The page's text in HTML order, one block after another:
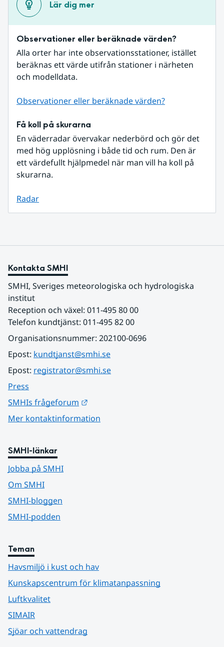
Lär dig mer
Observationer eller beräknade värden?
Alla orter har inte observationsstationer, istället
beräknas ett värde utifrån stationer i närheten
och modelldata.
Observationer eller beräknade värden?
Få koll på skurarna
En väderradar övervakar nederbörd och gör det
med hög upplösning i både tid och rum. Den är
ett värdefullt hjälpmedel när man vill ha koll på
skurarna.
Radar
Kontakta SMHI
SMHI, Sveriges meteorologiska och hydrologiska
institut
Reception och växel: 011-495 80 00
Telefon kundtjänst: 011-495 82 00
Organisationsnummer: 202100-0696
Epost: kundtjanst@smhi.se
Epost: registrator@smhi.se
Press
SMHIs frågeforum
Mer kontaktinformation
SMHI-länkar
Jobba på SMHI
Om SMHI
SMHI-bloggen
SMHI-podden
Teman
Havsmiljö i kust och hav
Kunskapscentrum för klimatanpassning
Luftkvalitet
SIMAIR
Sjöar och vattendrag